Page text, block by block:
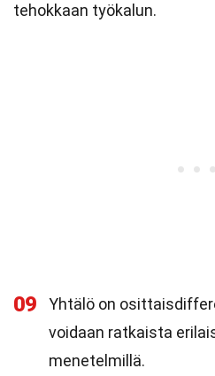
tehokkaan työkalun.
09
Yhtälö on
voidaan ratkaista
menetelmillä.